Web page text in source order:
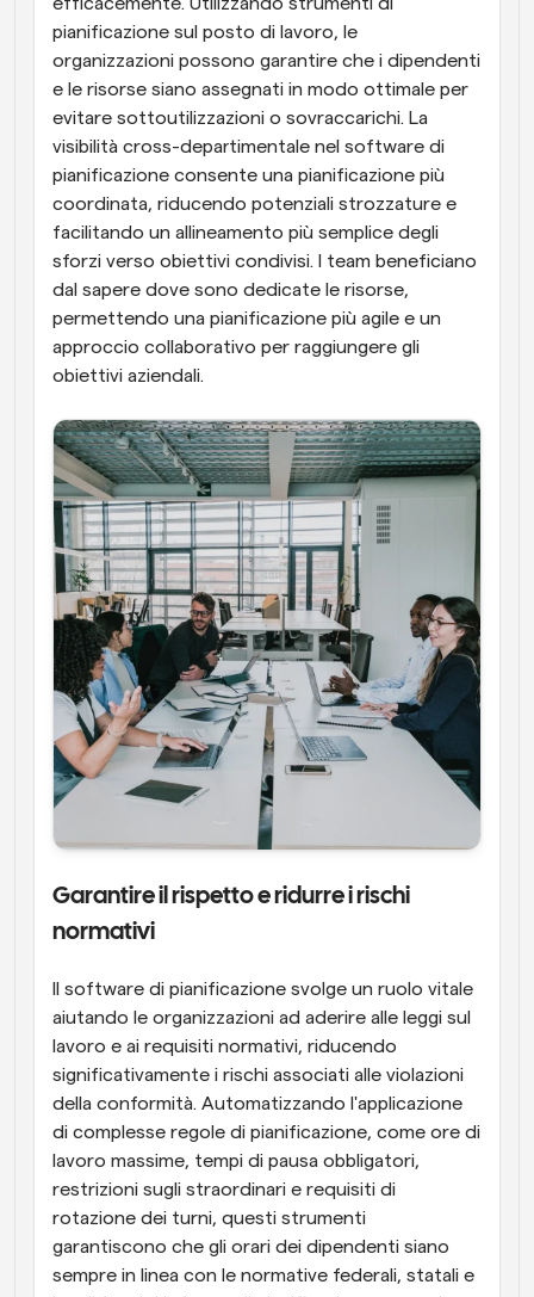
pianificazione sul posto di lavoro, le
organizzazioni possono garantire che i dipendenti
e le risorse siano assegnati in modo ottimale per
evitare sottoutilizzazioni o sovraccarichi. La
visibilità cross-departimentale nel software di
pianificazione consente una pianificazione più
coordinata, riducendo potenziali strozzature e
facilitando un allineamento più semplice degli
sforzi verso obiettivi condivisi. I team beneficiano
dal sapere dove sono dedicate le risorse,
permettendo una pianificazione più agile e un
approccio collaborativo per raggiungere gli
obiettivi aziendali.
Garantire il rispetto e ridurre i rischi
normativi
Il software di pianificazione svolge un ruolo vitale
aiutando le organizzazioni ad aderire alle leggi sul
lavoro e ai requisiti normativi, riducendo
significativamente i rischi associati alle violazioni
della conformità. Automatizzando l'applicazione
di complesse regole di pianificazione, come ore di
lavoro massime, tempi di pausa obbligatori,
restrizioni sugli straordinari e requisiti di
rotazione dei turni, questi strumenti
garantiscono che gli orari dei dipendenti siano
sempre in linea con le normative federali, statali e